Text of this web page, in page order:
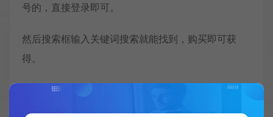
号的，直接登录即可。
然后搜索框输入关键词搜索就能找到，购买即可获
得。
●如果购买的脚本有问题，可直接在我的，售后反